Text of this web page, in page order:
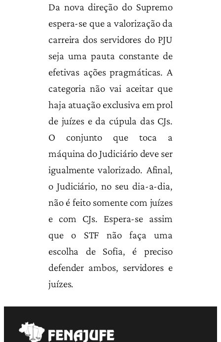
Da nova direção do Supremo
espera-se que a valorização da
carreira dos servidores do PJU
seja uma pauta constante de
efetivas ações pragmáticas. A
categoria não vai aceitar que
haja atuação exclusiva em prol
de juízes e da cúpula das CJs.
O conjunto que toca a
máquina do Judiciário deve ser
igualmente valorizado. Afinal,
o Judiciário, no seu dia-a-dia,
não é feito somente com juízes
e com CJs. Espera-se assim
que o STF não faça uma
escolha de Sofia, é preciso
defender ambos, servidores e
juízes.